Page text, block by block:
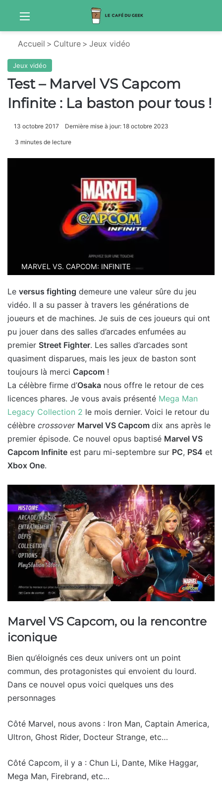
Accueil > Culture > Jeux vidéo
Jeux vidéo
Test – Marvel VS Capcom
Infinite : La baston pour tous !
13 octobre 2017 Dernière mise à jour: 18 octobre 2023
3 minutes de lecture
MARVEL VS. CAPCOM: INFINITE
Le versus fighting demeure une valeur sûre du jeu
vidéo. Il a su passer à travers les générations de
joueurs et de machines. Je suis de ces joueurs qui ont
pu jouer dans des salles d’arcades enfumées au
premier Street Fighter. Les salles d’arcades sont
quasiment disparues, mais les jeux de baston sont
toujours là merci Capcom !
La célèbre firme d’Osaka nous offre le retour de ces
licences phares. Je vous avais présenté Mega Man
Legacy Collection 2 le mois dernier. Voici le retour du
célèbre crossover Marvel VS Capcom dix ans après le
premier épisode. Ce nouvel opus baptisé Marvel VS
Capcom Infinite est paru mi-septembre sur PC, PS4 et
Xbox One.
Marvel VS Capcom, ou la rencontre
iconique
Bien qu’éloignés ces deux univers ont un point
commun, des protagonistes qui envoient du lourd.
Dans ce nouvel opus voici quelques uns des
personnages
Côté Marvel, nous avons : Iron Man, Captain America,
Ultron, Ghost Rider, Docteur Strange, etc…
Côté Capcom, il y a : Chun Li, Dante, Mike Haggar,
Mega Man, Firebrand, etc…